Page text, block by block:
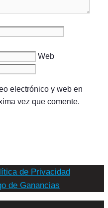
Web
electrónico y web en
vez que comente.
de Privacidad
de Ganancias